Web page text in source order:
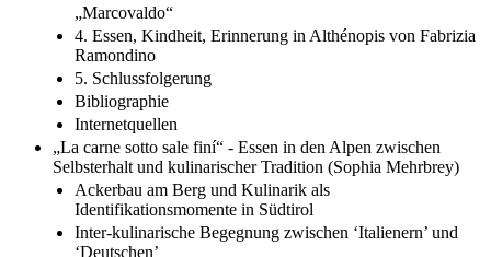
3. Moderne Konsumwelten in Italo Calvinos
„Marcovaldo“
4. Essen, Kindheit, Erinnerung in Althénopis von Fabrizia
Ramondino
5. Schlussfolgerung
Bibliographie
Internetquellen
„La carne sotto sale finí“ - Essen in den Alpen zwischen
Selbsterhalt und kulinarischer Tradition (Sophia Mehrbrey)
Ackerbau am Berg und Kulinarik als
Identifikationsmomente in Südtirol
Inter-kulinarische Begegnung zwischen ‘Italienern’ und